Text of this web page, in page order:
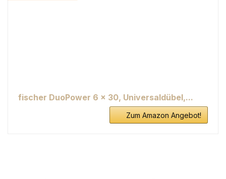
fischer DuoPower 6 x 30, Universaldübel,...
Zum Amazon Angebot!